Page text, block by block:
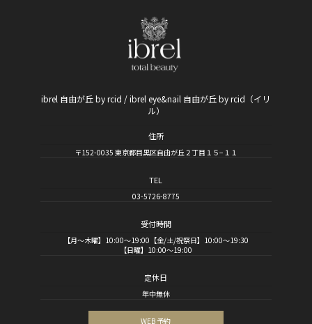
ibrel 自由が丘 by rcid / ibrel eye&nail 自由が丘 by rcid（イリ
ル）
住所
〒152-0035 東京都目黒区自由が丘２丁目１５−１１
TEL
03-5726-8775
受付時間
【月～木曜】10:00～19:00【金/土/祝祭日】10:00～19:30
【日曜】10:00～19:00
定休日
年中無休
WEB 予約